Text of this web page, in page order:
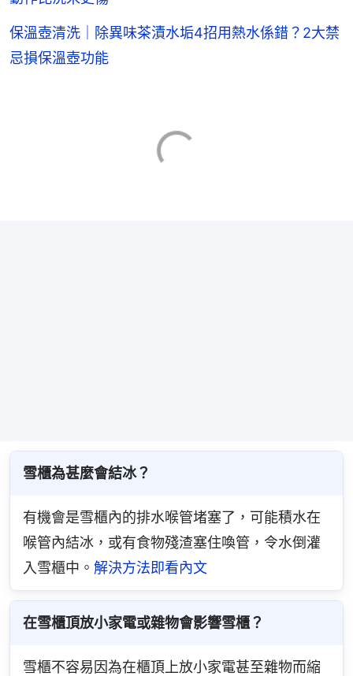
保溫壺清洗｜除異味茶漬水垢4招用熱水係錯？2大禁
忌損保溫壺功能
雪櫃為甚麼會結冰？
有機會是雪櫃內的排水喉管堵塞了，可能積水在
喉管內結冰，或有食物殘渣塞住喚管，令水倒灌
入雪櫃中。 解決方法即看內文
在雪櫃頂放小家電或雜物會影響雪櫃？
雪櫃不容易因為在櫃頂上放小家電甚至雜物而縮